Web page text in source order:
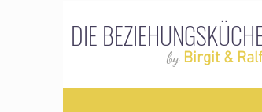
DIE
by Birgit & Ralf